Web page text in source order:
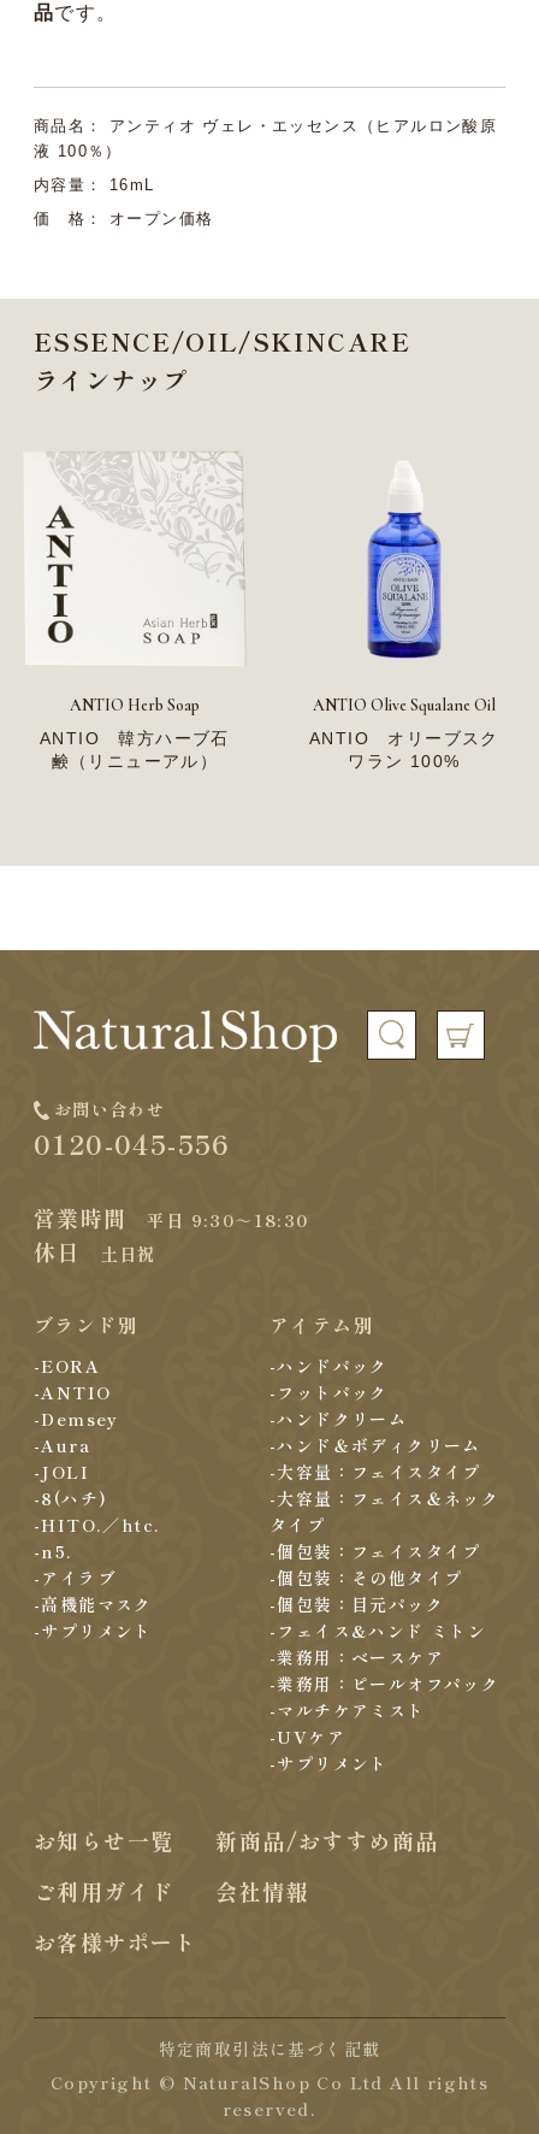
品です。
商品名： アンティオ ヴェレ・エッセンス（ヒアルロン酸原
液 100％）
内容量： 16mL
価 格： オープン価格
ESSENCE/OIL/SKINCARE
ラインナップ
ANTIO Herb Soap
ANTIO 韓方ハーブ石
鹸（リニューアル）
ANTIO Olive Squalane Oil
ANTIO オリーブスク
ワラン 100%
お問い合わせ
0120-045-556
営業時間 平日 9:30～18:30
休日 土日祝
ブランド別
-EORA
-ANTIO
-Demsey
-Aura
-JOLI
-8(ハチ)
-HITO.／htc.
-n5.
-アイラブ
-高機能マスク
-サプリメント
アイテム別
-ハンドパック
-フットパック
-ハンドクリーム
-ハンド＆ボディクリーム
-大容量：フェイスタイプ
-大容量：フェイス＆ネック
タイプ
-個包装：フェイスタイプ
-個包装：その他タイプ
-個包装：目元パック
-フェイス&ハンド ミトン
-業務用：ベースケア
-業務用：ピールオフパック
-マルチケアミスト
-UVケア
-サプリメント
お知らせ一覧
新商品/おすすめ商品
ご利用ガイド
会社情報
お客様サポート
Copyright © NaturalShop Co Ltd All rights
reserved.
特定商取引法に基づく記載